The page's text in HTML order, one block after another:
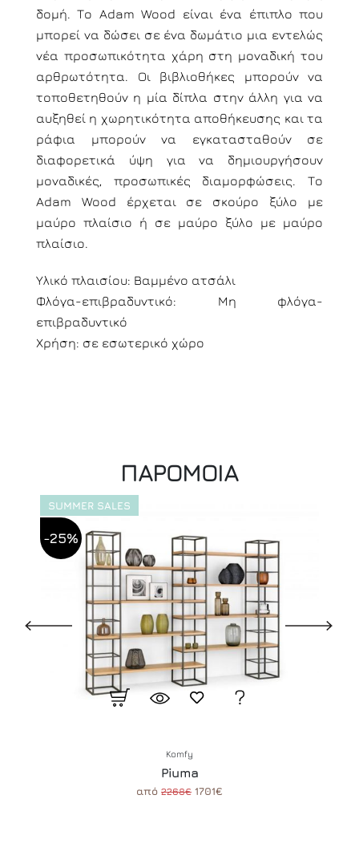
δομή. Το Adam Wood είναι ένα έπιπλο που
μπορεί να δώσει σε ένα δωμάτιο μια εντελώς
νέα προσωπικότητα χάρη στη μοναδική του
αρθρωτότητα. Οι βιβλιοθήκες μπορούν να
τοποθετηθούν η μία δίπλα στην άλλη για να
αυξηθεί η χωρητικότητα αποθήκευσης και τα
ράφια μπορούν να εγκατασταθούν σε
διαφορετικά ύψη για να δημιουργήσουν
μοναδικές, προσωπικές διαμορφώσεις. Το
Adam Wood έρχεται σε σκούρο ξύλο με
μαύρο πλαίσιο ή σε μαύρο ξύλο με μαύρο
πλαίσιο.
Υλικό πλαισίου: Βαμμένο ατσάλι
Φλόγα-επιβραδυντικό: Μη φλόγα-
επιβραδυντικό
Χρήση: σε εσωτερικό χώρο
ΠΑΡΟΜΟΙΑ
SUMMER SALES
-25%
Komfy
Piuma
από 2268€ 1701€